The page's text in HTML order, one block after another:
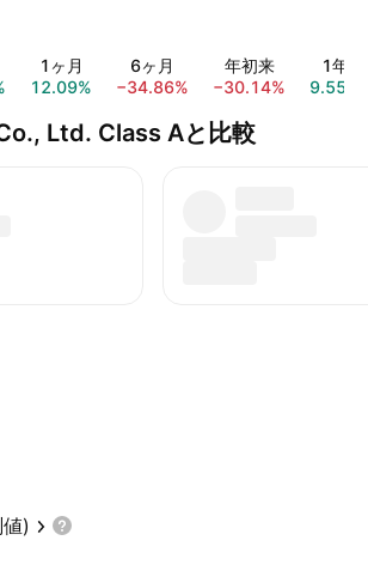
1ヶ月
12.09%
6ヶ月
−34.86%
年初来
−30.14%
1年
9.55%
Ltd. Class Aと比較
)